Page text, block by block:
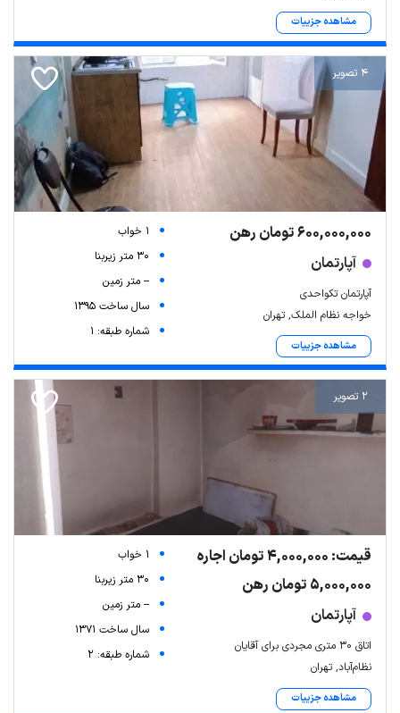
مشاهده جزییات
4 تصویر
600,000,000 تومان رهن
آپارتمان
آپارتمان تکواحدی
خواجه نظام الملک, تهران
مشاهده جزییات
1 خواب
30 متر زیربنا
-- متر زمین
سال ساخت 1395
شماره طبقه: 1
2 تصویر
قیمت: 4,000,000 تومان اجاره
5,000,000 تومان رهن
آپارتمان
اتاق 30 متری مجردی برای آقایان
نظام‌آباد, تهران
مشاهده جزییات
1 خواب
30 متر زیربنا
-- متر زمین
سال ساخت 1371
شماره طبقه: 2